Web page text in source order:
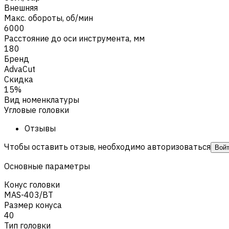
Внешняя
Макс. обороты, об/мин
6000
Расстояние до оси инструмента, мм
180
Бренд
AdvaCut
Скидка
15%
Вид номенклатуры
Угловые головки
Отзывы
Чтобы оставить отзыв, необходимо авторизоваться
Основные параметры
Конус головки
MAS-403/BT
Размер конуса
40
Тип головки